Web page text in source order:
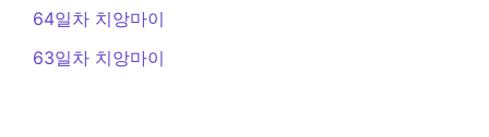
64일차 치앙마이
63일차 치앙마이